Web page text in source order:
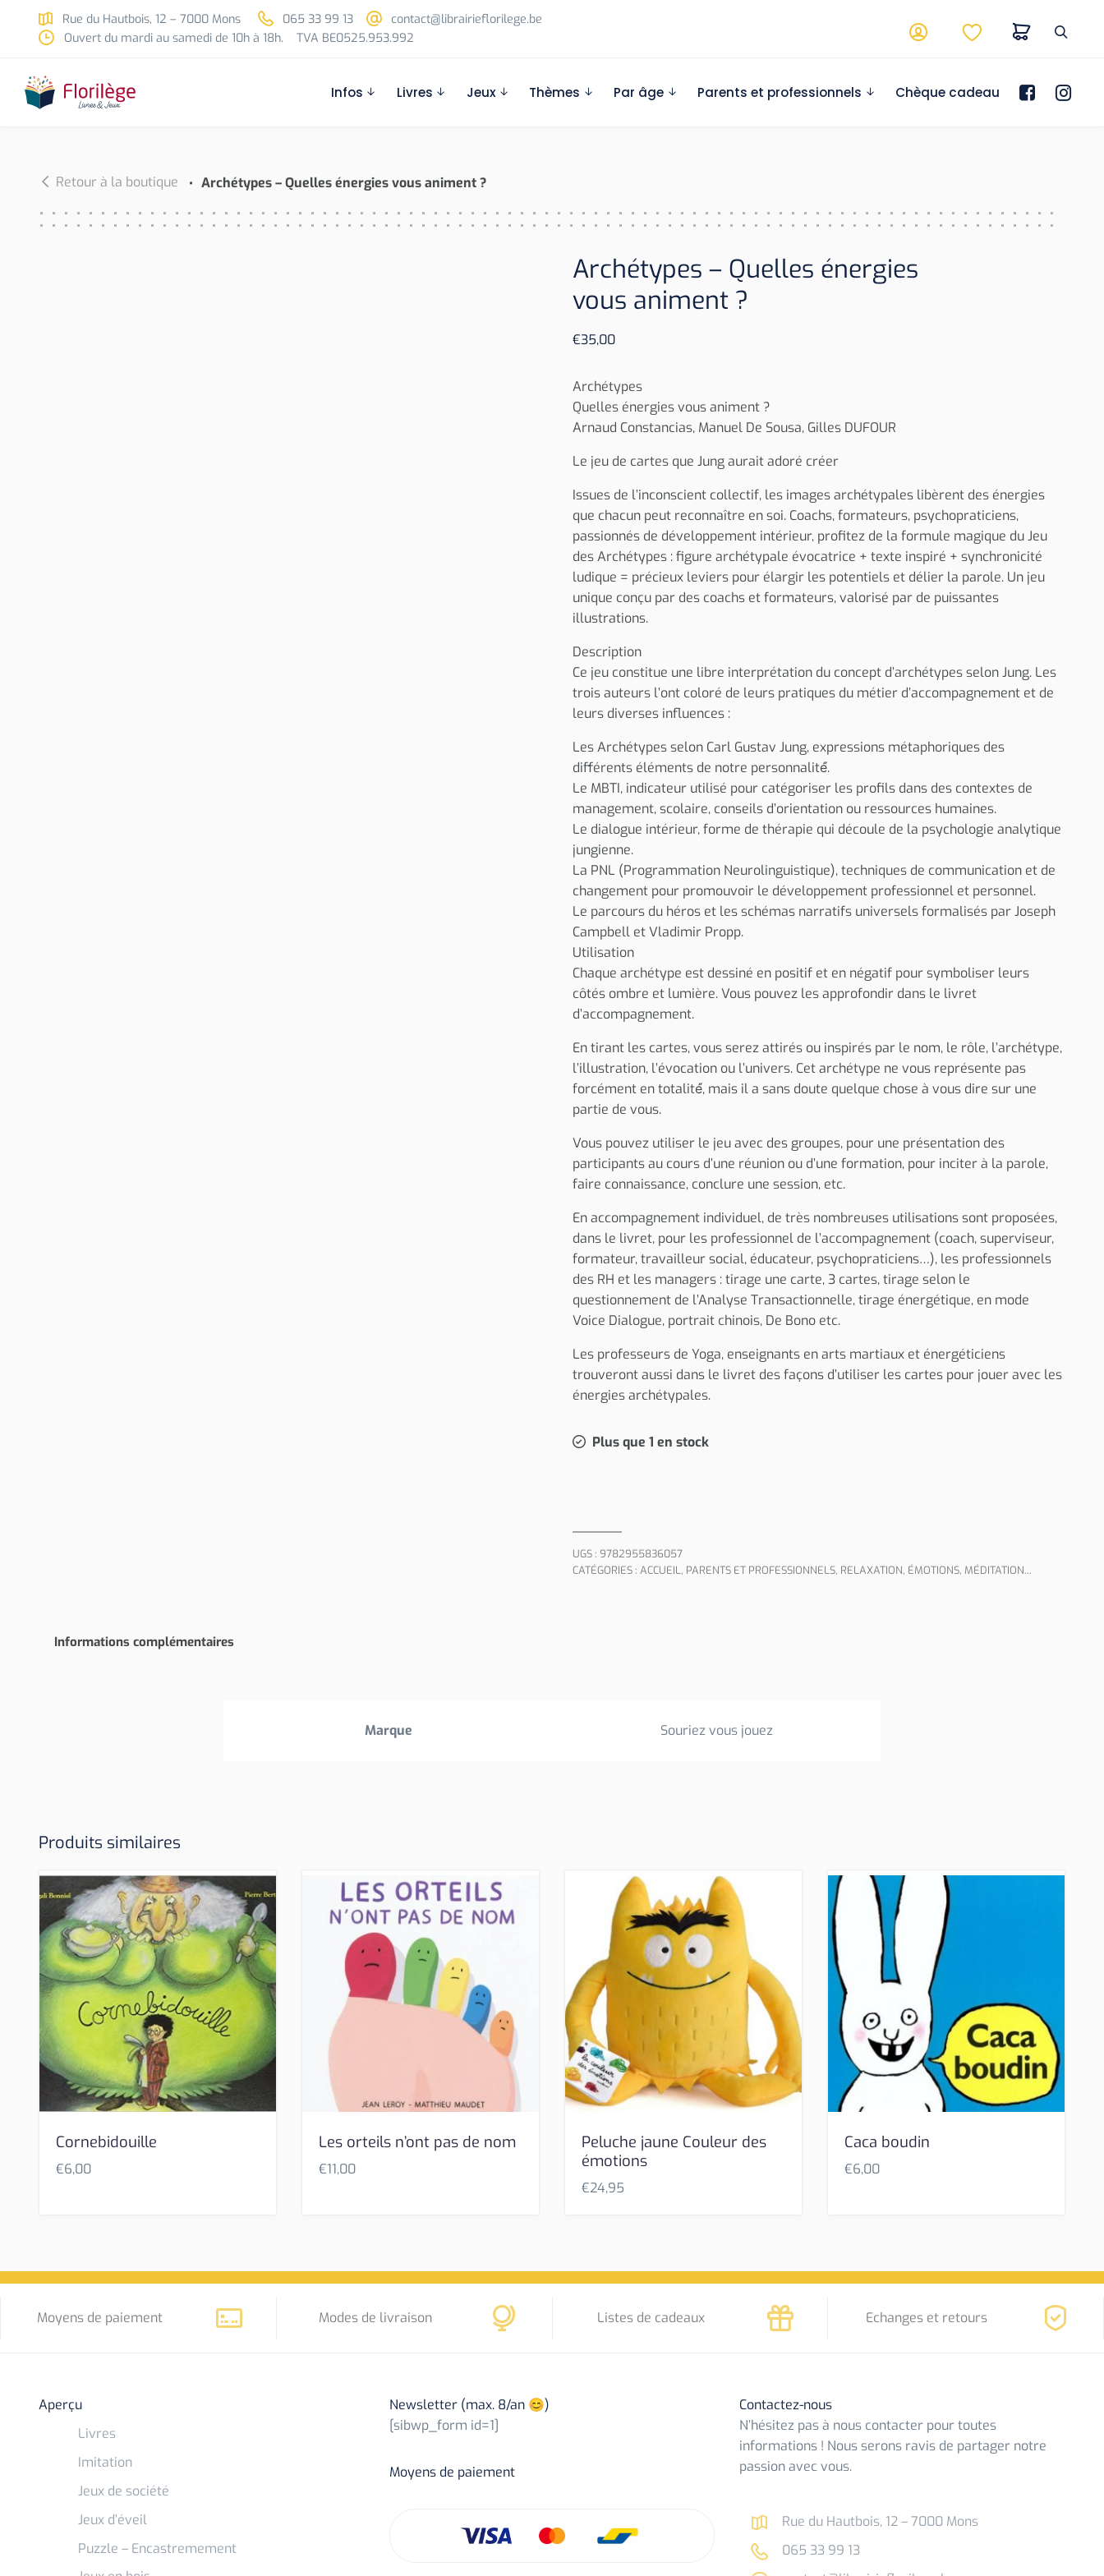
Skip to main content
Rue du Hautbois, 12 – 7000 Mons 065 33 99 13
contact@librairieflorilege.be
Ouvert du mardi au samedi de 10h à 18h.
TVA BE0525.953.992
Infos Livres Jeux Thèmes Par âge Parents et professionnels Chèque cadeau
Retour à la boutique Archétypes – Quelles énergies vous animent ?
Archétypes – Quelles énergies
vous animent ?
€35,00
Archétypes
Quelles énergies vous animent ?
Arnaud Constancias, Manuel De Sousa, Gilles DUFOUR
Le jeu de cartes que Jung aurait adoré créer
Issues de l’inconscient collectif, les images archétypales libèrent des énergies
que chacun peut reconnaître en soi. Coachs, formateurs, psychopraticiens,
passionnés de développement intérieur, profitez de la formule magique du Jeu
des Archétypes : figure archétypale évocatrice + texte inspiré + synchronicité
ludique = précieux leviers pour élargir les potentiels et délier la parole. Un jeu
unique conçu par des coachs et formateurs, valorisé par de puissantes
illustrations.
Description
Ce jeu constitue une libre interprétation du concept d’archétypes selon Jung. Les
trois auteurs l’ont coloré de leurs pratiques du métier d’accompagnement et de
leurs diverses influences :
Les Archétypes selon Carl Gustav Jung, expressions métaphoriques des
différents éléments de notre personnalité́.
Le MBTI, indicateur utilisé pour catégoriser les profils dans des contextes de
management, scolaire, conseils d’orientation ou ressources humaines.
Le dialogue intérieur, forme de thérapie qui découle de la psychologie analytique
jungienne.
La PNL (Programmation Neurolinguistique), techniques de communication et de
changement pour promouvoir le développement professionnel et personnel.
Le parcours du héros et les schémas narratifs universels formalisés par Joseph
Campbell et Vladimir Propp.
Utilisation
Chaque archétype est dessiné en positif et en négatif pour symboliser leurs
côtés ombre et lumière. Vous pouvez les approfondir dans le livret
d’accompagnement.
En tirant les cartes, vous serez attirés ou inspirés par le nom, le rôle, l’archétype,
l’illustration, l’évocation ou l’univers. Cet archétype ne vous représente pas
forcément en totalité́, mais il a sans doute quelque chose à vous dire sur une
partie de vous.
Vous pouvez utiliser le jeu avec des groupes, pour une présentation des
participants au cours d’une réunion ou d’une formation, pour inciter à la parole,
faire connaissance, conclure une session, etc.
En accompagnement individuel, de très nombreuses utilisations sont proposées,
dans le livret, pour les professionnel de l’accompagnement (coach, superviseur,
formateur, travailleur social, éducateur, psychopraticiens…), les professionnels
des RH et les managers : tirage une carte, 3 cartes, tirage selon le
questionnement de l’Analyse Transactionnelle, tirage énergétique, en mode
Voice Dialogue, portrait chinois, De Bono etc.
Les professeurs de Yoga, enseignants en arts martiaux et énergéticiens
trouveront aussi dans le livret des façons d’utiliser les cartes pour jouer avec les
énergies archétypales.
Plus que 1 en stock
UGS : 9782955836057
CATÉGORIES : ACCUEIL, PARENTS ET PROFESSIONNELS, RELAXATION, ÉMOTIONS, MÉDITATION...
Informations complémentaires
Marque Souriez vous jouez
Produits similaires
Cornebidouille
€6,00
Les orteils n’ont pas de nom
€11,00
Peluche jaune Couleur des
émotions
€24,95
Caca boudin
€6,00
Moyens de paiement Modes de livraison Listes de cadeaux Echanges et retours
Aperçu
Livres
Imitation
Jeux de société
Jeux d’éveil
Puzzle – Encastremement
Newsletter (max. 8/an 😊)
[sibwp_form id=1]
Moyens de paiement
Contactez-nous
N’hésitez pas à nous contacter pour toutes
informations ! Nous serons ravis de partager notre
passion avec vous.
Rue du Hautbois, 12 – 7000 Mons
065 33 99 13